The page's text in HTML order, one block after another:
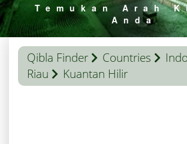
Temukan Arah
Anda
Qibla Finder Countries
Riau
Kuantan Hilir